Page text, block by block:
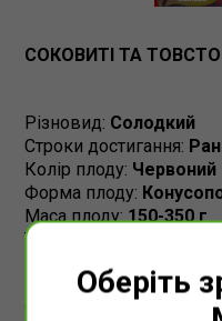
СОКОВИТІ ТА
Різновид: Солодкий
Строки достигання:
Колір плоду: Червоний
Форма плоду:
Маса плоду:150-350 г
Товщина стінки:
Середньоранній
Оберіть